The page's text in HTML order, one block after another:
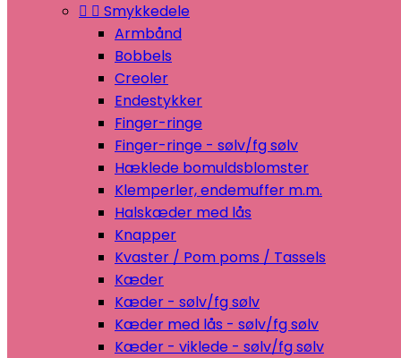
  Smykkedele
Armbånd
Bobbels
Creoler
Endestykker
Finger-ringe
Finger-ringe - sølv/fg sølv
Hæklede bomuldsblomster
Klemperler, endemuffer m.m.
Halskæder med lås
Knapper
Kvaster / Pom poms / Tassels
Kæder
Kæder - sølv/fg sølv
Kæder med lås - sølv/fg sølv
Kæder - viklede - sølv/fg sølv